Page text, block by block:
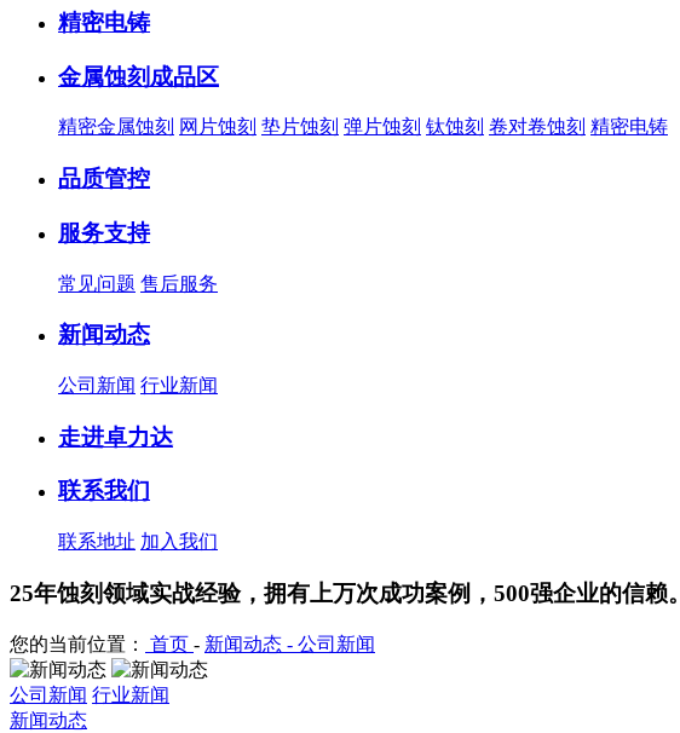
精密电铸
金属蚀刻成品区
精密金属蚀刻 网片蚀刻 垫片蚀刻 弹片蚀刻 钛蚀刻 卷对卷蚀刻 精密电铸
品质管控
服务支持
常见问题 售后服务
新闻动态
公司新闻 行业新闻
走进卓力达
联系我们
联系地址 加入我们
25年蚀刻领域实战经验，拥有上万次成功案例，500强企业的信赖。
您的当前位置： 首页 - 新闻动态 - 公司新闻
公司新闻 行业新闻
新闻动态